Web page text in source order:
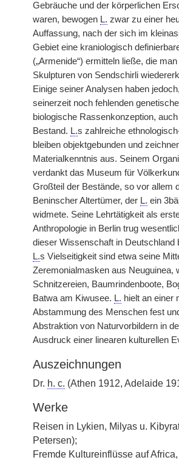
Gebräuche und der körperlichen
waren, bewogen L. zwar zu einer
Auffassung, nach der sich im
Gebiet eine kraniologisch
(„Armenide“) ermitteln ließe, die
Skulpturen von Sendschirli
Einige seiner Analysen haben
seinerzeit noch fehlenden
biologische Rassenkonzeption,
Bestand. L.s zahlreiche
bleiben objektgebunden und
Materialkenntnis aus. Seinem
verdankt das Museum für
Großteil der Bestände, so vor allem
Beninscher Altertümer, der L. ein
widmete. Seine Lehrtätigkeit als
Anthropologie in Berlin trug
dieser Wissenschaft in Deutschland
L.s Vielseitigkeit sind etwa seine
Zeremonialmasken aus Neuguinea,
Schnitzereien, Baumrindenboote,
Batwa am Kiwusee. L. hielt an einer
Abstammung des Menschen fest
Abstraktion von Naturvorbildern in
Ausdruck einer linearen kulturellen
Auszeichnungen
Dr. h. c. (Athen 1912, Adelaide
Werke
Reisen in Lykien, Milyas u.
Petersen);
Fremde Kultureinflüsse auf